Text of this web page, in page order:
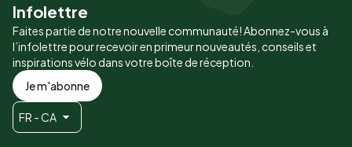
Infolettre
Faites partie de notre nouvelle communauté! Abonnez-vous à
l’infolettre pour recevoir en primeur nouveautés, conseils et
inspirations vélo dans votre boîte de réception.
Je m'abonne
FR - CA